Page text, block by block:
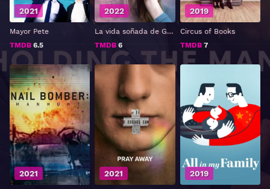
Mayor Pete
TMDB 6.5
2021
La vida soñada de Georgie Stone
TMDB 6
2022
Circus of Books
TMDB7
2019
2021 2021 2019